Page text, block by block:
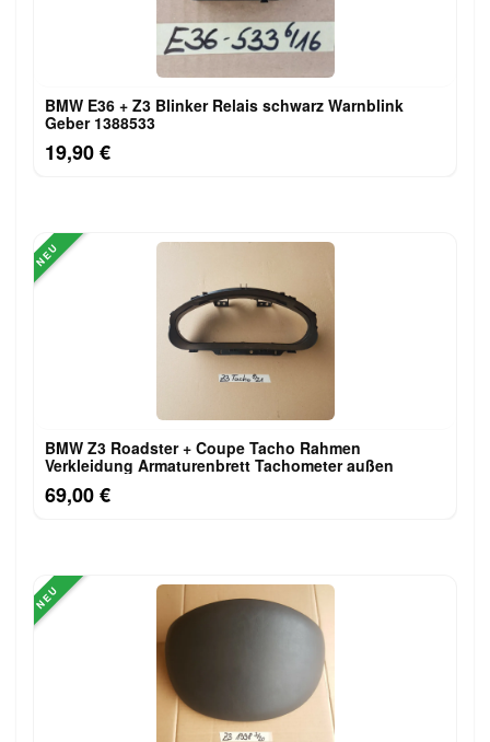
BMW E36 + Z3 Blinker Relais schwarz Warnblink
Geber 1388533
19,90 €
NEU
BMW Z3 Roadster + Coupe Tacho Rahmen
Verkleidung Armaturenbrett Tachometer außen
69,00 €
NEU